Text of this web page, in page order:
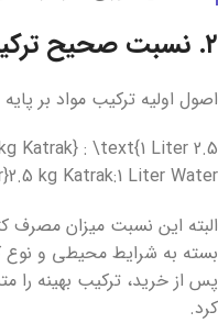
۲. نسبت صحیح ترکیب کتراک با آب
اصول اولیه ترکیب مواد بر
kg Katrak} : \text{1 Liter
2.5 kg Katrak:1 Liter Water
بسته به شرایط محیطی و نوع
پس از خرید، ترکیب بهینه را
کرد.